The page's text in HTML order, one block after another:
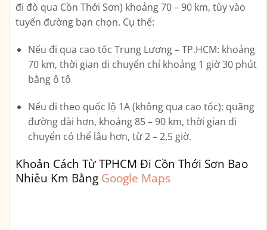
đi đò qua Cồn Thới Sơn) khoảng 70 – 90 km, tùy vào
tuyến đường bạn chọn. Cụ thể:
Nếu đi qua cao tốc Trung Lương – TP.HCM: khoảng
70 km, thời gian di chuyển chỉ khoảng 1 giờ 30 phút
bằng ô tô
Nếu đi theo quốc lộ 1A (không qua cao tốc): quãng
đường dài hơn, khoảng85 – 90 km, thời gian di
chuyển có thể lâu hơn, từ2 – 2,5 giờ.
Khoản Cách Từ TPHCM Đi Cồn Thới Sơn Bao
Nhiêu Km Bằng Google Maps